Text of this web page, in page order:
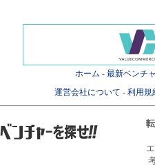
ホーム - 最新ベンチ
運営会社について - 利用規